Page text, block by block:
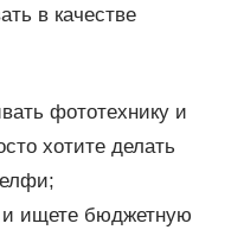
в качестве
фототехнику и
хотите делать
ищете бюджетную